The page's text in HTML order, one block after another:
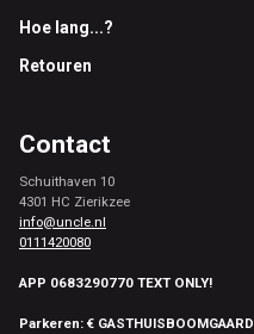
Hoe lang...?
Retouren
Contact
Schuithaven 10
4301 HC Zierikzee
info@uncle.nl
0111420080
APP 0683290770 TEXT ONLY!
Parkeren: € GASTHUISBOOMGAARD